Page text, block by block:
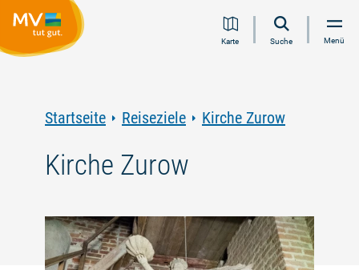
Inhalt
Navigation
Volltextsuche
FooterKarte Suche Menü
Startseite Reiseziele Kirche Zurow
Kirche Zurow